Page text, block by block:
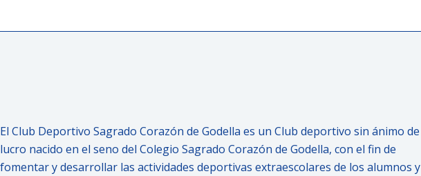
El Club Deportivo Sagrado Corazón de Godella es un Club deportivo sin ánimo de
lucro nacido en el seno del Colegio Sagrado Corazón de Godella, con el fin de
fomentar y desarrollar las actividades deportivas extraescolares de los alumnos y